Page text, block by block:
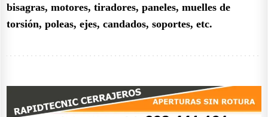
bisagras, motores, tiradores, paneles, muelles de
torsión, poleas, ejes, candados, soportes, etc.